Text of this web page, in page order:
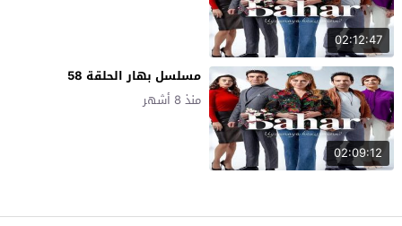
02:12:47
02:09:12
مسلسل بهار الحلقة 58
منذ 8 أشهر